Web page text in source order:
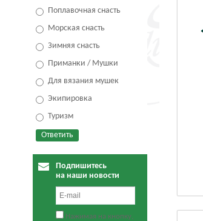
Поплавочная снасть
Морская снасть
Зимняя снасть
Приманки / Мушки
Для вязания мушек
Экипировка
Туризм
Подпишитесь
на наши новости
Нажимая на кнопку,